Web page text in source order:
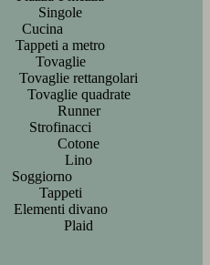
Singole
Cucina
Tappeti a metro
Tovaglie
Tovaglie rettangolari
Tovaglie quadrate
Runner
Strofinacci
Cotone
Lino
Soggiorno
Tappeti
Elementi divano
Plaid